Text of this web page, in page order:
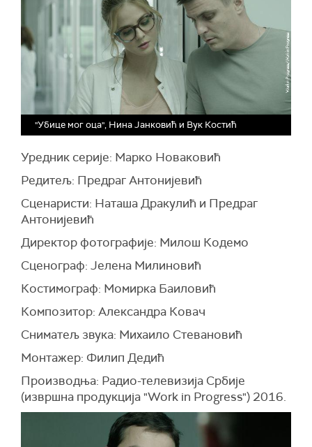
"Убице мог оца", Нина Јанковић и Вук Костић
Уредник серије: Марко Новаковић
Редитељ: Предраг Антонијевић
Сценаристи: Наташа Дракулић и Предраг
Антонијевић
Директор фотографије: Милош Кодемо
Сценограф: Јелена Милиновић
Костимограф: Момирка Баиловић
Композитор: Александра Ковач
Сниматељ звука: Михаило Стевановић
Монтажер: Филип Дедић
Производња: Радио-телевизија Србије
(извршна продукција "Work in Progress") 2016.